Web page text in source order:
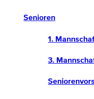
Senioren
1.
3.